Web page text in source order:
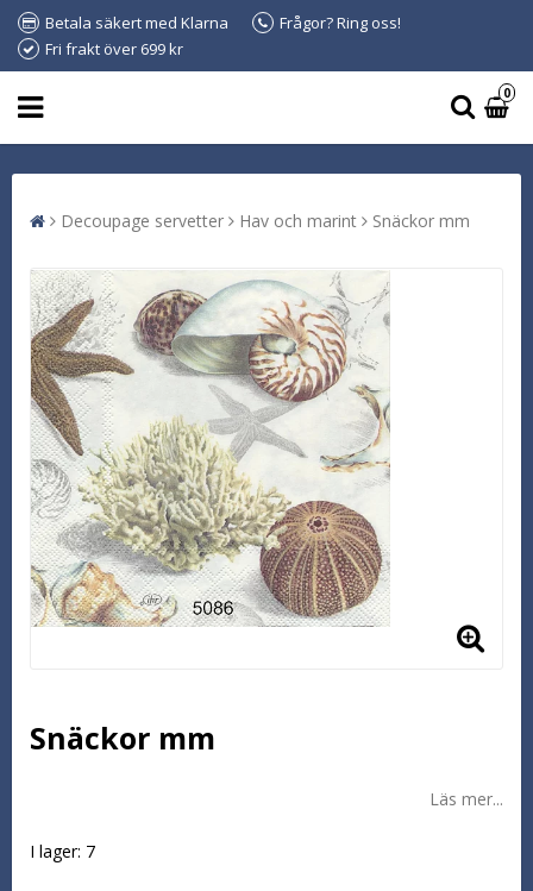
Betala säkert med Klarna
Frågor? Ring oss!
Fri frakt över 699 kr
0
Decoupage servetter Hav och marint Snäckor mm
Snäckor mm
Läs mer...
I lager: 7